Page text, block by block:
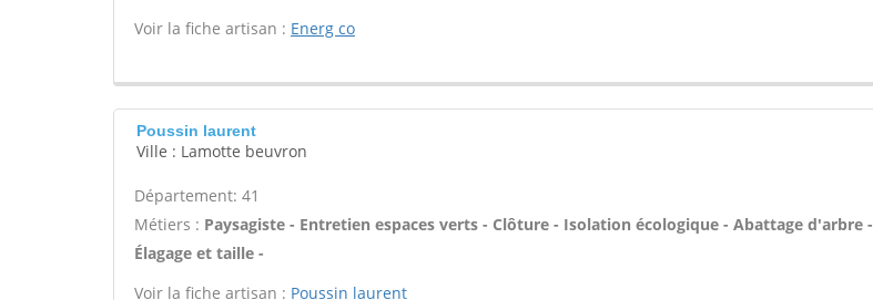
Voir la fiche artisan : Energ co
Poussin laurent
Ville : Lamotte beuvron
Département: 41
Métiers : Paysagiste - Entretien espaces verts - Clôture - Isolation écologique - Abattage d'arbre -
Élagage et taille -
Voir la fiche artisan : Poussin laurent